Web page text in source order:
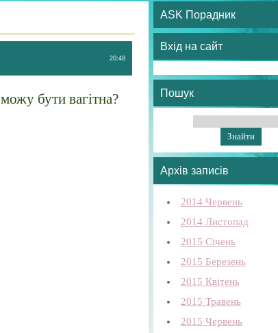
20:48
бути вагітна?
ASK Порадник
Вхід на сайт
Пошук
Архів записів
2014 Червень
2014 Листопад
2015 Січень
2015 Березень
2015 Квітень
2015 Травень
2015 Червень